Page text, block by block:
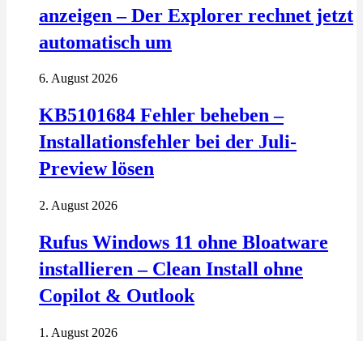
anzeigen – Der Explorer rechnet jetzt
automatisch um
6. August 2026
KB5101684 Fehler beheben –
Installationsfehler bei der Juli-
Preview lösen
2. August 2026
Rufus Windows 11 ohne Bloatware
installieren – Clean Install ohne
Copilot & Outlook
1. August 2026